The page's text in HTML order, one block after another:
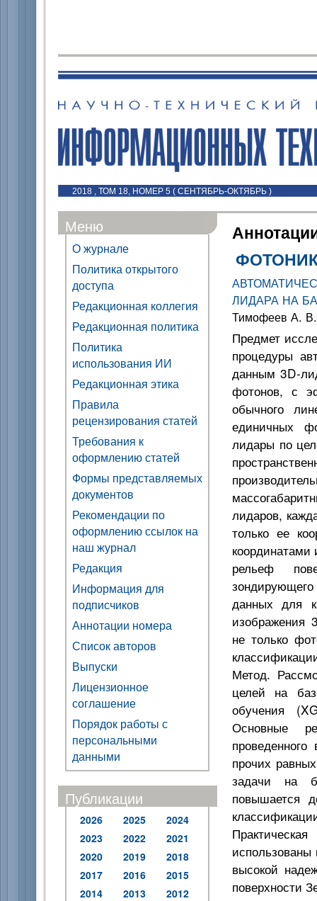
2018 , ТОМ 18, НОМЕР 5 ( СЕНТЯБРЬ-ОКТЯБРЬ )
Меню
О журнале
Политика открытого
доступа
Редакционная коллегия
Редакционная политика
Политика
использования ИИ
Редакционная этика
Правила
рецензирования статей
Требования к
оформлению статей
Формы представляемых
документов
Рекомендации по
оформлению ссылок на
наш журнал
Редакция
Информация для
подписчиков
Аннотации номера
Список авторов
Выпуски
Лицензионное
соглашение
Порядок работы с
персональными
данными
Публикации
2026 2025
2024
2023
2022
2021
2020
2019
2018
2017
2016
2015
2014
2013
2012
ЛИДАРА НА
Тимофеев А.
Предмет
процедуры
данным 3D-
фотонов, с
обычного
единичных
лидары по
лидаров,
только ее
координатами
рельеф
зондирующего
данных для
изображения
не только
Метод.
целей на
обучения
Основные
прочих
задачи на
повышается
высокой
поверхности